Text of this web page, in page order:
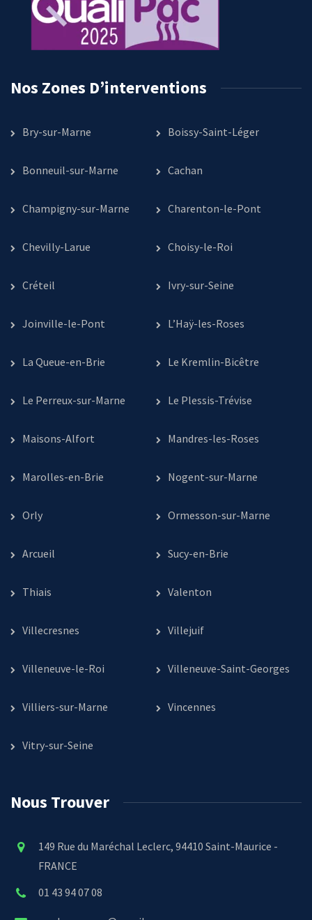
Nos Zones D’interventions
Bry-sur-Marne Boissy-Saint-Léger
Bonneuil-sur-Marne Cachan
Champigny-sur-Marne Charenton-le-Pont
Chevilly-Larue Choisy-le-Roi
Créteil Ivry-sur-Seine
Joinville-le-Pont L’Haÿ-les-Roses
La Queue-en-Brie Le Kremlin-Bicêtre
Le Perreux-sur-Marne Le Plessis-Trévise
Maisons-Alfort Mandres-les-Roses
Marolles-en-Brie Nogent-sur-Marne
Orly Ormesson-sur-Marne
Arcueil Sucy-en-Brie
Thiais Valenton
Villecresnes Villejuif
Villeneuve-le-Roi Villeneuve-Saint-Georges
Villiers-sur-Marne Vincennes
Vitry-sur-Seine
Nous Trouver
149 Rue du Maréchal Leclerc, 94410 Saint-Maurice -
FRANCE
01 43 94 07 08